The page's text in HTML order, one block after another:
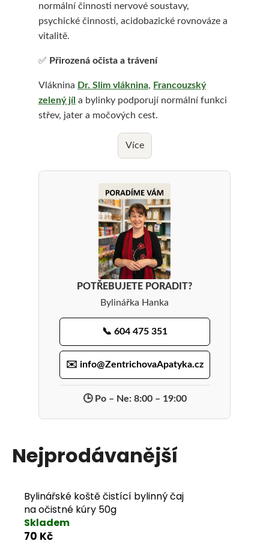
normální činnosti nervové soustavy,
psychické činnosti, acidobazické rovnováze a
vitalitě.
✅ Přirozená očista a trávení
Vláknina Dr. Slim vláknina, Francouzský
zelený jíl a bylinky podporují normální funkci
střev, jater a močových cest.
Více
POTŘEBUJETE PORADIT?
Bylinářka Hanka
📞 604 475 351
✉️ info@ZentrichovaApatyka.cz
🕒 Po – Ne: 8:00 – 19:00
Nejprodávanější
Bylinářské koště čistící bylinný čaj
na očistné kúry 50g
Skladem
70 Kč